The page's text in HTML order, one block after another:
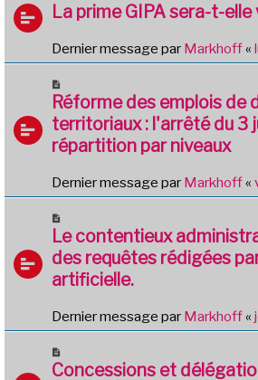
La prime GIPA sera-t-
Dernier message par Markhoff«
Réforme des emplois de
territoriaux : l'arrêté du 3
répartition par niveaux
Dernier message par Markhoff«
Le contentieux
des requêtes rédigées
artificielle.
Dernier message par Markhoff«
Concessions et